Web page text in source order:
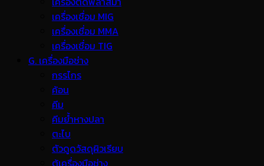
เครื่องเชื่อม MIG
เครื่องเชื่อม MMA
เครื่องเชื่อม TIG
G. เครื่องมือช่าง
กรรไกร
ค้อน
คีม
คีมย้ำหางปลา
ตะไบ
ตัวดูดวัสดุผิวเรียบ
ตู้เครื่องมือช่าง